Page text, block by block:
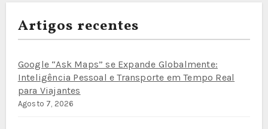
Artigos recentes
Google “Ask Maps” se Expande Globalmente:
Inteligência Pessoal e Transporte em Tempo Real
para Viajantes
Agosto 7, 2026